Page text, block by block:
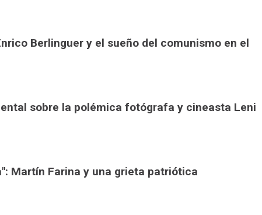
Berlinguer y el sueño del comunismo en el
sobre la polémica fotógrafa y cineasta Leni
Martín Farina y una grieta patriótica